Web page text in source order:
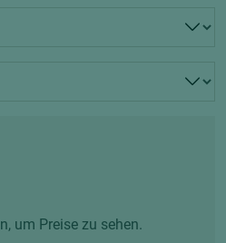
um Preise zu sehen.